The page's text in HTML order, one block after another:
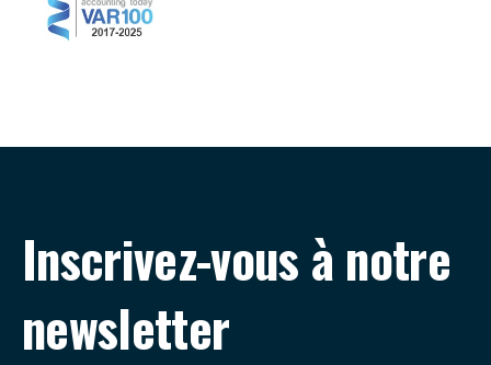
Inscrivez-vous à notre
newsletter